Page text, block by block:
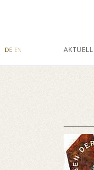
AKTUELL
SUCHE
DE EN